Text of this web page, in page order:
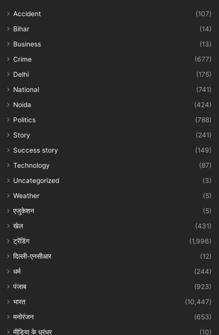
Accident
(107)
Bihar
(14)
Business
(13)
Crime
(677)
Delhi
(175)
National
(741)
Noida
(424)
Politics
(788)
Story
(241)
Success story
(149)
Technology
(87)
Uncategorized
(3)
Weather
(5)
एजुकेशन
(5)
खेल
(431)
ट्रेंडिंग
(1,996)
दिल्ली-एनसीआर
(12)
धर्म
(244)
पंजाब
(923)
भारत
(10,447)
मनोरंजन
(653)
मीडिया के धुरंधर
(10)